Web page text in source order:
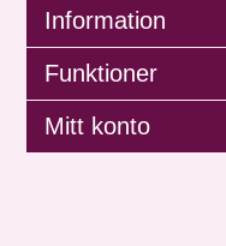
Information
Funktioner
Mitt konto